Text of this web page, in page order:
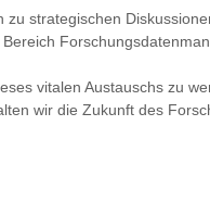
zu strategischen
vitalen Austauschs zu
wir die Zukunft des